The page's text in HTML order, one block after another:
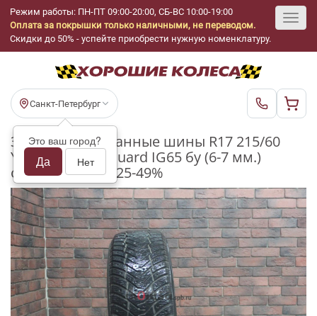
Режим работы: ПН-ПТ 09:00-20:00, СБ-ВС 10:00-19:00
Оплата за покрышки только наличными, не переводом.
Скидки до 50% - успейте приобрести нужную номенклатуру.
Санкт-Петербург
Это ваш город?
Да Нет
Зимние шипованные шины R17 215/60
Yokohama Ice Guard IG65 бу (6-7 мм.)
остаток шипов 25-49%